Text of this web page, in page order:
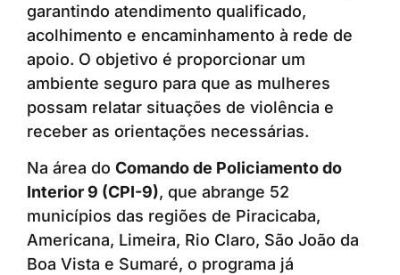
garantindo atendimento qualificado,
acolhimento e encaminhamento à rede de
apoio. O objetivo é proporcionar um
ambiente seguro para que as mulheres
possam relatar situações de violência e
receber as orientações necessárias.
Na área do Comando de Policiamento do
Interior 9 (CPI-9), que abrange 52
municípios das regiões de Piracicaba,
Americana, Limeira, Rio Claro, São João da
Boa Vista e Sumaré, o programa já